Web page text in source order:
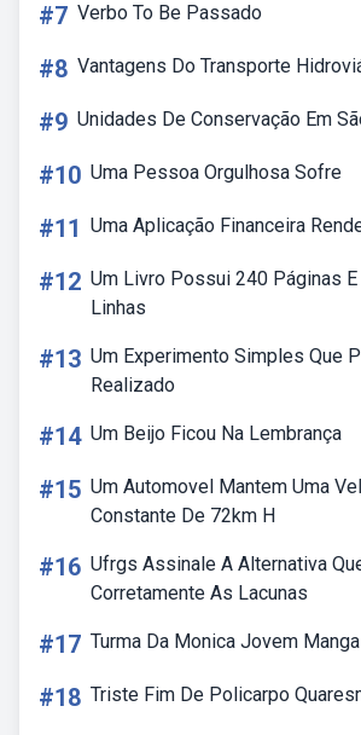
#7 Verbo To Be Passado
#8 Vantagens Do Transporte
#9 Unidades De Conservação Em
#10 Uma Pessoa Orgulhosa Sofre
#11 Uma Aplicação Financeira
#12 Um Livro Possui 240 Páginas
Linhas
#13 Um Experimento Simples Que
Realizado
#14 Um Beijo Ficou Na Lembrança
#15 Um Automovel Mantem Uma
Constante De 72km H
#16 Ufrgs Assinale A Alternativa
Corretamente As Lacunas
#17 Turma Da Monica Jovem
#18 Triste Fim De Policarpo